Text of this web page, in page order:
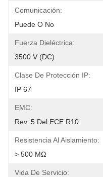
Comunicación:
Puede O No
Fuerza Dieléctrica:
3500 V (DC)
Clase De Protección IP:
IP 67
EMC:
Rev. 5 Del ECE R10
Resistencia Al Aislamiento:
> 500 MΩ
Vida De Servicio: